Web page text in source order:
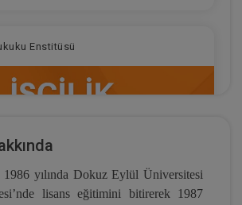
Enstitüsü
yılında Dokuz Eylül Üniversitesi
lisans eğitimini bitirerek 1987